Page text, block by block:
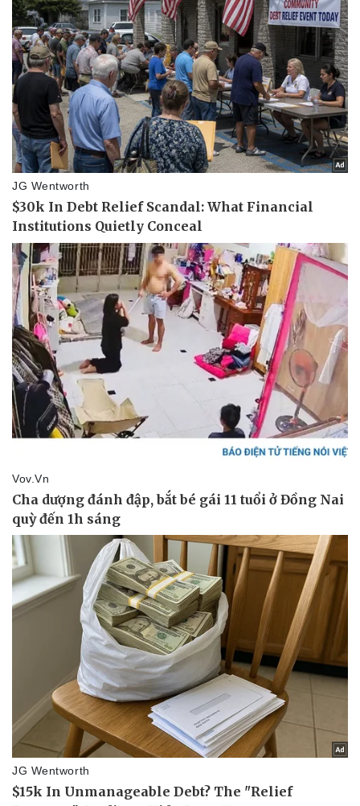
Lịch thi đấu bóng đá
Thế giới thể thao
eSports
Hậu trường
Ô tô - Xe máy
Ô tô
Xe máy
Tư vấn